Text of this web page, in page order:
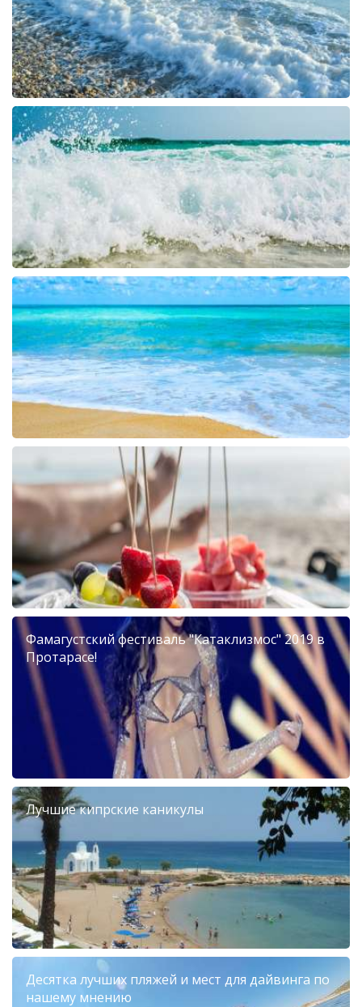
Фамагустский фестиваль "Катаклизмос" 2019 в
Протарасе!
Лучшие кипрские каникулы
Десятка лучших пляжей и мест для дайвинга по
нашему мнению